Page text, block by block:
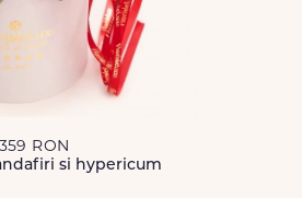
RON
si hypericum